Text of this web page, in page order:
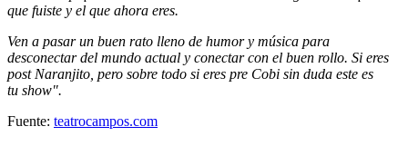
que fuiste y el que ahora eres.
Ven a pasar un buen rato lleno de humor y música para
desconectar del mundo actual y conectar con el buen rollo. Si eres
post Naranjito, pero sobre todo si eres pre Cobi sin duda este es
tu show".
Fuente: teatrocampos.com